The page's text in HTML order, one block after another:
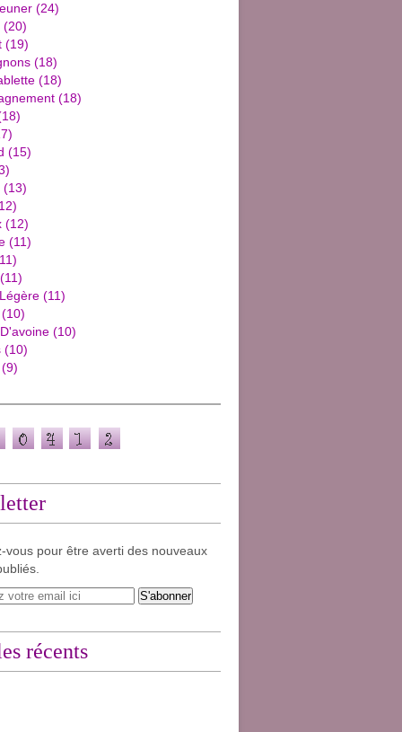
(24)
(20)
(19)
(18)
(18)
(18)
(15)
(13)
(12)
(11)
(11)
(11)
(10)
(10)
(10)
(9)
vous pour être averti des nouveaux
récents